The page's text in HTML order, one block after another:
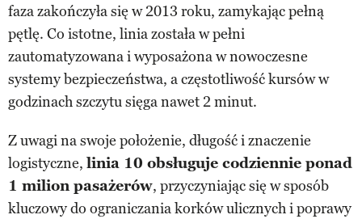
faza zakończyła się w 2013 roku, zamykając pełną
pętlę. Co istotne, linia została w pełni
zautomatyzowana i wyposażona w nowoczesne
systemy bezpieczeństwa, a częstotliwość kursów w
godzinach szczytu sięga nawet 2 minut.
Z uwagi na swoje położenie, długość i znaczenie
logistyczne, linia 10 obsługuje codziennie ponad
1 milion pasażerów, przyczyniając się w sposób
kluczowy do ograniczania korków ulicznych i poprawy